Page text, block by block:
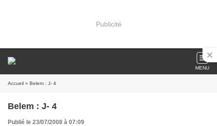
Publicité
MENU
Accueil » Belem : J- 4
Belem : J- 4
Publié le 23/07/2008 à 07:09